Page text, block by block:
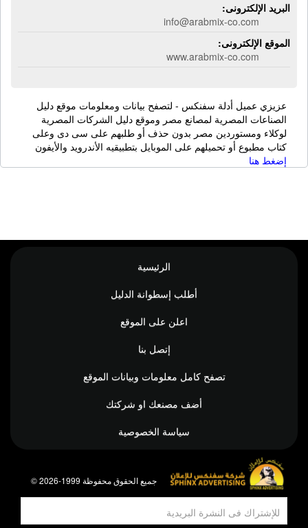
البريد الإلكترونى:
info@arabmix-co.com
الموقع الإلكترونى:
www.arabmix-co.com
عزيزي عميل أدلة سفنكس - لتصفح بيانات ومعلومات موقع دليل
الصناعات المصرية لمصانع مصر وموقع دليل الشركات المصرية
لوكلاء ومستوردين مصر بدون حذف أو طلبهم على سى دى وعلى
كتاب مطبوع أو تحميلهم على الموبايل بتطبيقيه الأندرويد والأيفون
إضغط هنا
الرئيسية
أطلب إسطوانة الدليل
اعلن على الموقع
إتصل بنا
تصفح كامل معلومات وبيانات الموقع
أضف مصنعك او شركتك
سياسة الخصوصية
© جميع الحقوق محفوظة 1999-2026